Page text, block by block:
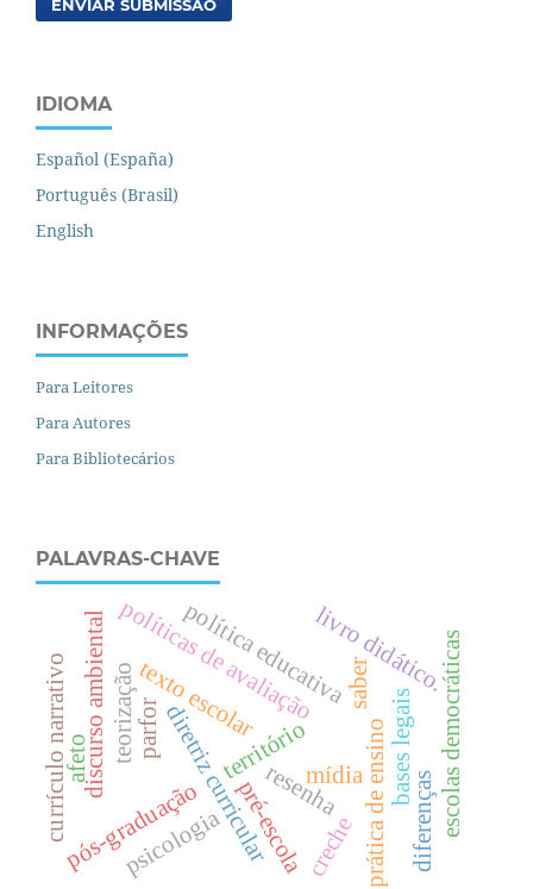
ENVIAR SUBMISSÃO
IDIOMA
Español (España)
Português (Brasil)
English
INFORMAÇÕES
Para Leitores
Para Autores
Para Bibliotecários
PALAVRAS-CHAVE
resenha
território
diretriz curricular prática de ensino
texto escolar
políticas de avaliação
pós-graduação
saber
política educativa
discurso ambiental mídia
livro didático.escolas democráticas
parfor
pré-escolacreche
bases legais
psicologia
currículo narrativo teorização
diferenças
afeto